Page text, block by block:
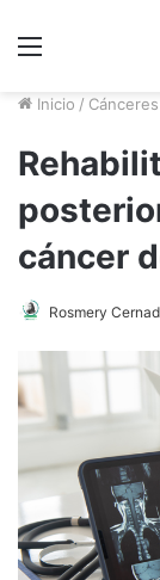
Inicio / Cánceres
cáncer
Rosmery